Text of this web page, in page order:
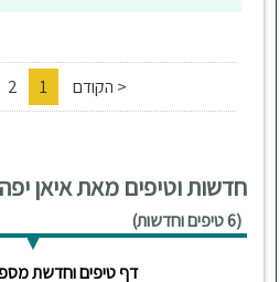
< הקודם 1
2
חדשות וטיפים מאת איאן
(6 טיפים וחדשות)
דף טיפים וחדשת מספר 1